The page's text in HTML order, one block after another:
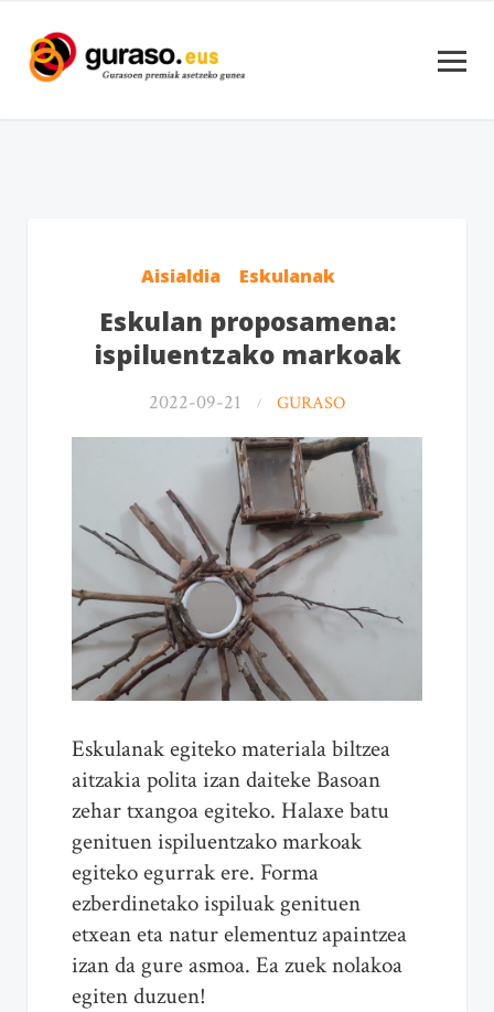
Aisialdia Eskulanak
Eskulan proposamena:
ispiluentzako markoak
2022-09-21 GURASO
Eskulanak egiteko materiala biltzea
aitzakia polita izan daiteke Basoan
zehar txangoa egiteko. Halaxe batu
genituen ispiluentzako markoak
egiteko egurrak ere. Forma
ezberdinetako ispiluak genituen
etxean eta natur elementuz apaintzea
izan da gure asmoa. Ea zuek nolakoa
egiten duzuen!